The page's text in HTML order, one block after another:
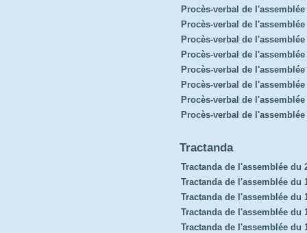
Procès-verbal de
Procès-verbal de
Procès-verbal de
Procès-verbal de
Procès-verbal de
Procès-verbal de
Procès-verbal de
Procès-verbal de
Tractanda
Tractanda de l'assemblée du
Tractanda de l'assemblée du
Tractanda de l'assemblée du
Tractanda de l'assemblée du
Tractanda de l'assemblée du